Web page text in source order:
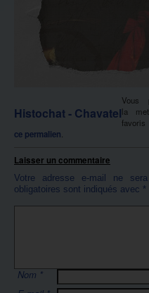
Histochat - Chavatel
Vous
la
ce permalien
Laisser un commentaire
Votre adresse e-mail ne
obligatoires sont indiqués avec *
Nom *